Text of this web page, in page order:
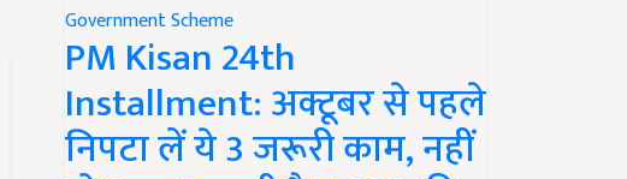
Government Scheme
PM Kisan 24th
Installment: अक्टूबर से पहले
निपटा लें ये 3 जरूरी काम, नहीं